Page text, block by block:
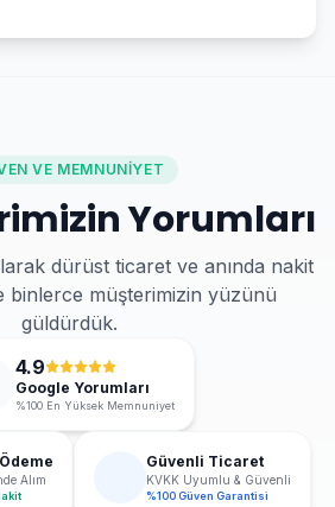
VE MEMNUNIYET
Yorumları
dürüst ticaret ve anında nakit
binlerce müşterimizin yüzünü
güldürdük.
4.9
Google Yorumları
%100 En Yüksek Memnuniyet
Alım
Güvenli Ticaret
KVKK Uyumlu & Güvenli
%100 Güven Garantisi